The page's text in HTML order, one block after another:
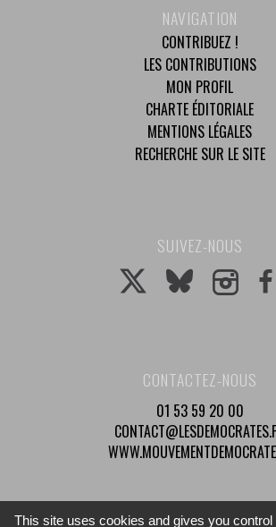
NAVIGATION
CONTRIBUEZ !
LES CONTRIBUTIONS
MON PROFIL
CHARTE ÉDITORIALE
MENTIONS LÉGALES
RECHERCHE SUR LE SITE
SUIVEZ-NOUS
CONTACTEZ-NOUS
01 53 59 20 00
This site uses cookies and gives you